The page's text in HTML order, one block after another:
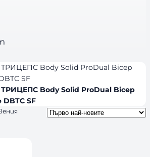
Body Solid ProDual Bicep
SF
Body Solid ProDual Bicep
SF